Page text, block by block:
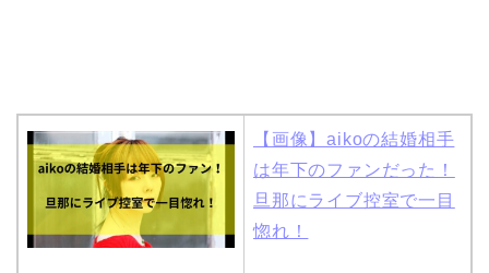
【画像】aikoの結婚相手
は年下のファンだった！
旦那にライブ控室で一目
惚れ！